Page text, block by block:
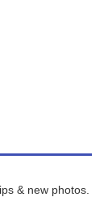
& new photos.